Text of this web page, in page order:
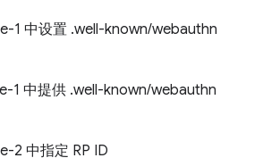
1 中设置 .well-known/webauthn
1 中提供 .well-known/webauthn
2 中指定 RP ID